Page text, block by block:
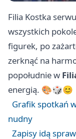
Filia Kostka
wszystkich
figurek, po
zerknąć na
popołudnie w
energią. 🎨🎲😊
Grafik spotkań
nudny
Zapisy idą